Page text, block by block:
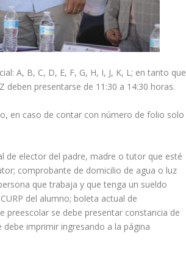
A, B, C, D, E, F, G, H, I, J, K, L; en tanto que
deben presentarse de 11:30 a 14:30 horas.
en caso de contar con número de folio solo
de elector del padre, madre o tutor que esté
comprobante de domicilio de agua o luz
que trabaja y que tenga un sueldo
del alumno; boleta actual de
preescolar se debe presentar constancia de
imprimir ingresando a la página